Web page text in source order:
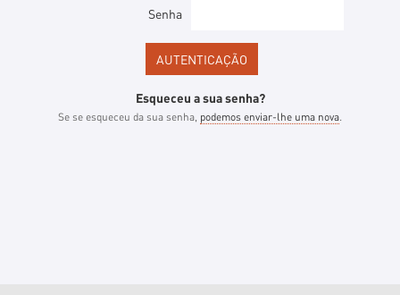
Senha
Esqueceu a sua senha?
Se se esqueceu da sua senha, podemos enviar-lhe uma nova.